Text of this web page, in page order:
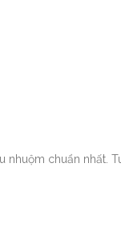
chuẩn nhất.